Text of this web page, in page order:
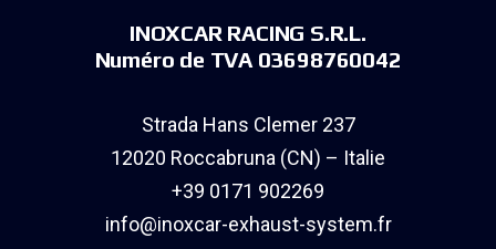
INOXCAR RACING S.R.L.
Numéro de TVA 03698760042
Strada Hans Clemer 237
12020 Roccabruna (CN) – Italie
+39 0171 902269
info@inoxcar-exhaust-system.fr